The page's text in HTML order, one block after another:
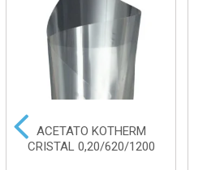
ACETATO KOTHERM
CRISTAL 0,20/620/1200